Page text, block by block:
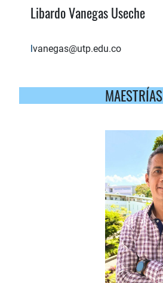
Libardo Vanegas Useche
lvanegas@utp.edu.co
MAESTRÍAS